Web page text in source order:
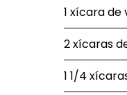
1 xícara de
2 xícaras
1 1/4